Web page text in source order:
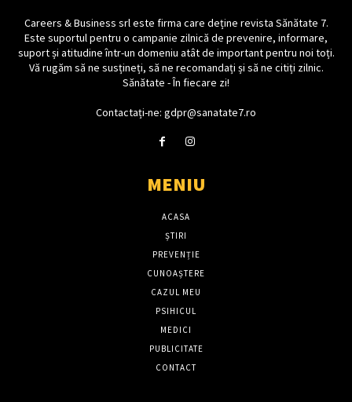
Careers & Business srl este firma care deține revista Sănătate 7.
Este suportul pentru o campanie zilnică de prevenire, informare,
suport și atitudine într-un domeniu atât de important pentru noi toți.
Vă rugăm să ne susțineți, să ne recomandați și să ne citiți zilnic.
Sănătate - În fiecare zi!
Contactați-ne: gdpr@sanatate7.ro
MENIU
ACASA
ȘTIRI
PREVENȚIE
CUNOAȘTERE
CAZUL MEU
PSIHICUL
MEDICI
PUBLICITATE
CONTACT